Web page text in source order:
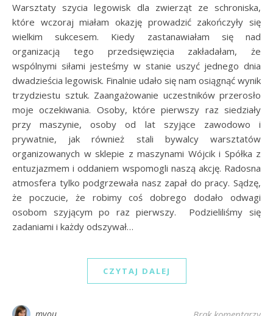
Warsztaty szycia legowisk dla zwierząt ze schroniska,
które wczoraj miałam okazję prowadzić zakończyły się
wielkim sukcesem. Kiedy zastanawiałam się nad
organizacją tego przedsięwzięcia zakładałam, że
wspólnymi siłami jesteśmy w stanie uszyć jednego dnia
dwadzieścia legowisk. Finalnie udało się nam osiągnąć wynik
trzydziestu sztuk. Zaangażowanie uczestników przerosło
moje oczekiwania. Osoby, które pierwszy raz siedziały
przy maszynie, osoby od lat szyjące zawodowo i
prywatnie, jak również stali bywalcy warsztatów
organizowanych w sklepie z maszynami Wójcik i Spółka z
entuzjazmem i oddaniem wspomogli naszą akcję. Radosna
atmosfera tylko podgrzewała nasz zapał do pracy. Sądzę,
że poczucie, że robimy coś dobrego dodało odwagi
osobom szyjącym po raz pierwszy. Podzieliliśmy się
zadaniami i każdy odszywał…
CZYTAJ DALEJ
myou